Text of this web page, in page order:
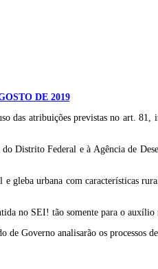
DE 2019
atribuições previstas no art. 81,
Distrito Federal e à Agência de
gleba urbana com características
no SEI! tão somente para o auxílio
Governo analisarão os processos